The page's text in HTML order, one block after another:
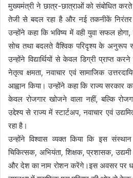
मुख्यमंत्री ने छात्र-छात्राओं को संबोधित करते
तेजी से बदल रहा है और नई तकनीकें
उन्होंने कहा कि भविष्य में वही युवा सफल
सोच तथा बदलते वैश्विक परिदृश्य के अनुरूप
उन्होंने विद्यार्थियों से केवल डिग्री प्राप्त
नेतृत्व क्षमता, नवाचार एवं सामाजिक
आह्वान किया। उन्होंने कहा कि राज्य सरकार
केवल रोजगार खोजने वाला नहीं, बल्कि
उद्देश्य से राज्य में स्टार्टअप, नवाचार एवं
रहा है।
उन्होंने विश्वास व्यक्त किया कि इस संस्थान
चिकित्सक, अभियंता, शिक्षक, प्रशासक,
और देश का नाम रोशन करेंगे।इस अवसर पर